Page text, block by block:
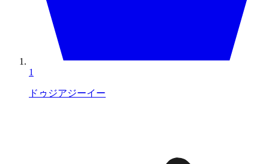
1
ドゥジアジーイー